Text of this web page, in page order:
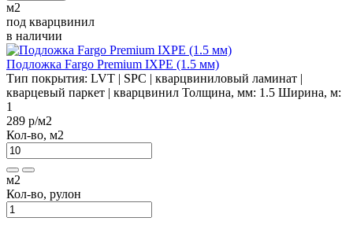
м2
под кварцвинил
в наличии
Подложка Fargo Premium IXPE (1.5 мм)
Тип покрытия: LVT | SPC | кварцвиниловый ламинат |
кварцевый паркет | кварцвинил Толщина, мм: 1.5 Ширина, м:
1
289 р/м2
Кол-во, м2
м2
Кол-во, рулон